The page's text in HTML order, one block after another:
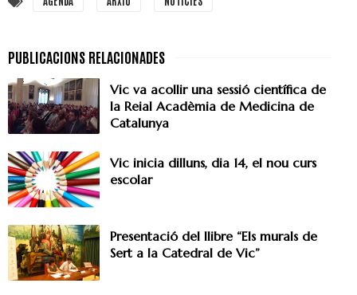
Vic va acollir una sessió científica de
la Reial Acadèmia de Medicina de
Catalunya
Vic inicia dilluns, dia 14, el nou curs
escolar
Presentació del llibre “Els murals de
Sert a la Catedral de Vic”